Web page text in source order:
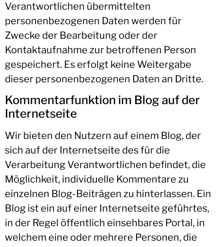
Verantwortlichen übermittelten
personenbezogenen Daten werden für
Zwecke der Bearbeitung oder der
Kontaktaufnahme zur betroffenen Person
gespeichert. Es erfolgt keine Weitergabe
dieser personenbezogenen Daten an Dritte.
Kommentarfunktion im Blog auf der
Internetseite
Wir bieten den Nutzern auf einem Blog, der
sich auf der Internetseite des für die
Verarbeitung Verantwortlichen befindet, die
Möglichkeit, individuelle Kommentare zu
einzelnen Blog-Beiträgen zu hinterlassen. Ein
Blog ist ein auf einer Internetseite geführtes,
in der Regel öffentlich einsehbares Portal, in
welchem eine oder mehrere Personen, die